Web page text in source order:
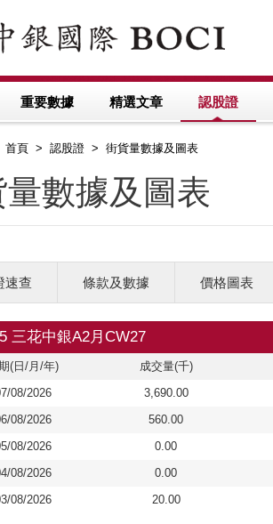
重要數據 精選文章 認股證
首頁 > 認股證 > 街貨量數據及圖表
數據及圖表
速查 條款及數據 價格圖表
三花中銀A2月CW27
(日/月/年) 成交量(千)
08/2026
3,690.00
08/2026
560.00
08/2026
0.00
08/2026
0.00
08/2026
20.00